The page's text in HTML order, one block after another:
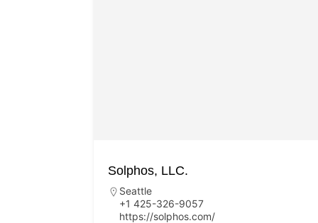
Solphos, LLC.
Seattle
+1 425-326-9057
https://solphos.com/